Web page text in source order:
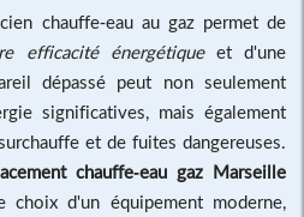
chauffe-eau au gaz permet de
efficacité énergétiqueet d'une
dépassé peut non seulement
significatives, mais également
et de fuites dangereuses.
chauffe-eau gaz Marseille
choix d'un équipement moderne,